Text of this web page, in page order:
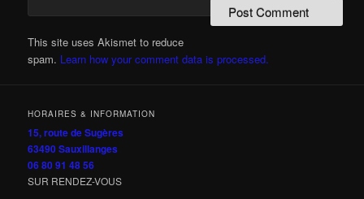
This site uses Akismet to reduce
spam. Learn how your comment data is processed.
HORAIRES & INFORMATION
15, route de Sugères
63490 Sauxillanges
06 80 91 48 56
SUR RENDEZ-VOUS